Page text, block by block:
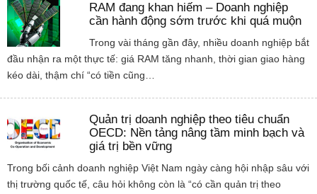
RAM đang khan hiếm – Doanh nghiệp
cần hành động sớm trước khi quá muộn
Trong vài tháng gần đây, nhiều doanh nghiệp bắt
đầu nhận ra một thực tế: giá RAM tăng nhanh, thời gian giao hàng
kéo dài, thậm chí “có tiền cũng…
Quản trị doanh nghiệp theo tiêu chuẩn
OECD: Nền tảng nâng tầm minh bạch và
giá trị bền vững
Trong bối cảnh doanh nghiệp Việt Nam ngày càng hội nhập sâu với
thị trường quốc tế, câu hỏi không còn là “có cần quản trị theo